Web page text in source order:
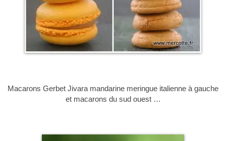
Macarons Gerbet Jivara mandarine meringue italienne à gauche
et macarons du sud ouest …